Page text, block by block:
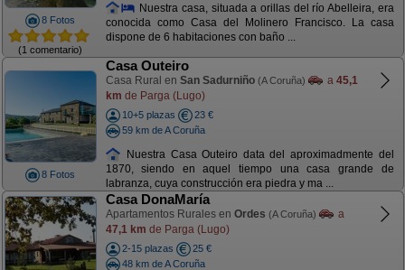
8 Fotos
(1 comentario)
Nuestra casa, situada a orillas del río Abelleira, era
conocida como Casa del Molinero Francisco. La casa
dispone de 6 habitaciones con baño ...
8 Fotos
Casa Outeiro
Casa Rural en San Sadurniño (A Coruña) a 45,1
km de Parga (Lugo)
10+5 plazas
23 €
59 km de A Coruña
Nuestra Casa Outeiro data del aproximadmente del
1870, siendo en aquel tiempo una casa grande de
labranza, cuya construcción era piedra y ma ...
Casa DonaMaría
Apartamentos Rurales en Ordes (A Coruña)
a
47,1 km de Parga (Lugo)
2-15 plazas
25 €
48 km de A Coruña